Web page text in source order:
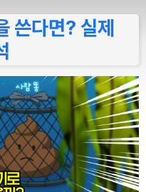
쓴다면? 실제